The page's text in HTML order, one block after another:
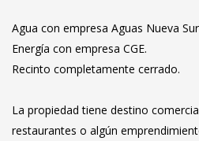
Agua con empresa Aguas Nueva
Energía con empresa CGE.
Recinto completamente cerrado.
La propiedad tiene destino
restaurantes o algún